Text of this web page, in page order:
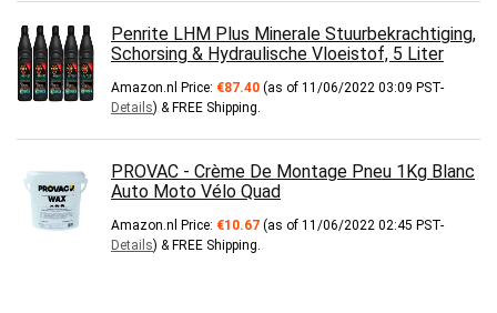
Penrite LHM Plus Minerale Stuurbekrachtiging,
Schorsing & Hydraulische Vloeistof, 5 Liter
Amazon.nl Price: €87.40 (as of 11/06/2022 03:09 PST-
Details) & FREE Shipping
PROVAC - Crème De Montage Pneu 1Kg Blanc
Auto Moto Vélo Quad
Amazon.nl Price: €10.67 (as of 11/06/2022 02:45 PST-
Details) & FREE Shipping